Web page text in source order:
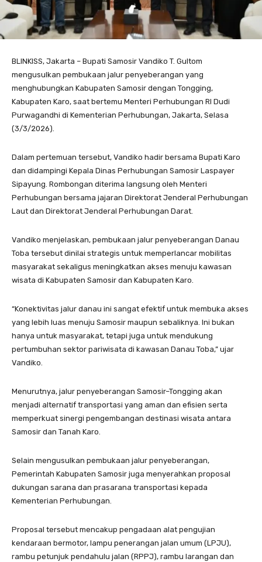
BLINKISS, Jakarta – Bupati Samosir Vandiko T. Gultom
mengusulkan pembukaan jalur penyeberangan yang
menghubungkan Kabupaten Samosir dengan Tongging,
Kabupaten Karo, saat bertemu Menteri Perhubungan RI Dudi
Purwagandhi di Kementerian Perhubungan, Jakarta, Selasa
(3/3/2026).
Dalam pertemuan tersebut, Vandiko hadir bersama Bupati Karo
dan didampingi Kepala Dinas Perhubungan Samosir Laspayer
Sipayung. Rombongan diterima langsung oleh Menteri
Perhubungan bersama jajaran Direktorat Jenderal Perhubungan
Laut dan Direktorat Jenderal Perhubungan Darat.
Vandiko menjelaskan, pembukaan jalur penyeberangan Danau
Toba tersebut dinilai strategis untuk memperlancar mobilitas
masyarakat sekaligus meningkatkan akses menuju kawasan
wisata di Kabupaten Samosir dan Kabupaten Karo.
“Konektivitas jalur danau ini sangat efektif untuk membuka akses
yang lebih luas menuju Samosir maupun sebaliknya. Ini bukan
hanya untuk masyarakat, tetapi juga untuk mendukung
pertumbuhan sektor pariwisata di kawasan Danau Toba,” ujar
Vandiko.
Menurutnya, jalur penyeberangan Samosir–Tongging akan
menjadi alternatif transportasi yang aman dan efisien serta
memperkuat sinergi pengembangan destinasi wisata antara
Samosir dan Tanah Karo.
Selain mengusulkan pembukaan jalur penyeberangan,
Pemerintah Kabupaten Samosir juga menyerahkan proposal
dukungan sarana dan prasarana transportasi kepada
Kementerian Perhubungan.
Proposal tersebut mencakup pengadaan alat pengujian
kendaraan bermotor, lampu penerangan jalan umum (LPJU),
rambu petunjuk pendahulu jalan (RPPJ), rambu larangan dan